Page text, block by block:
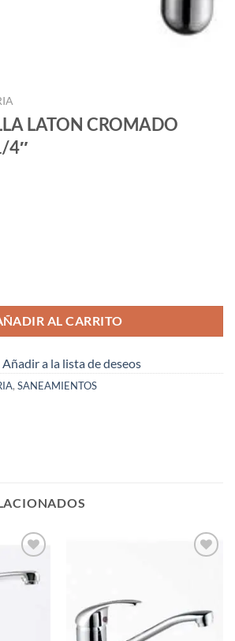
LATON CROMADO
4″
AL CARRITO
Añadir a la lista de deseos
, SANEAMIENTOS
a la